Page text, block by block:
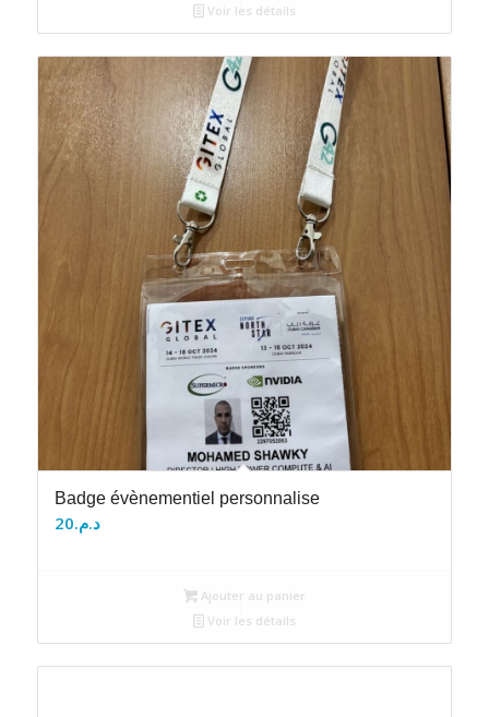
Voir les détails
Badge évènementiel personnalise
د.م.20
Ajouter au panier
Voir les détails